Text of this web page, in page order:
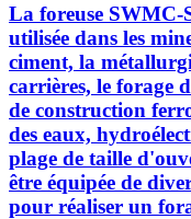
La foreuse SWMC-
utilisée dans les
ciment, la
carrières, le forage
de construction
des eaux,
plage de taille
être équipée de
pour réaliser un